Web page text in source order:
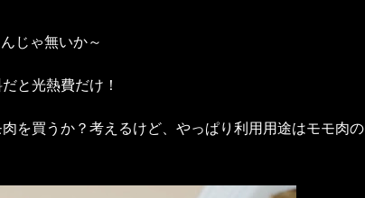
じゃ無いか～
と光熱費だけ！
を買うか？考えるけど、やっぱり利用用途はモモ肉の